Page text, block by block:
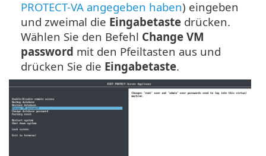
PROTECT-VA angegeben haben) eingeben
und zweimal die Eingabetaste drücken.
Wählen Sie den Befehl Change VM
password mit den Pfeiltasten aus und
drücken Sie die Eingabetaste.